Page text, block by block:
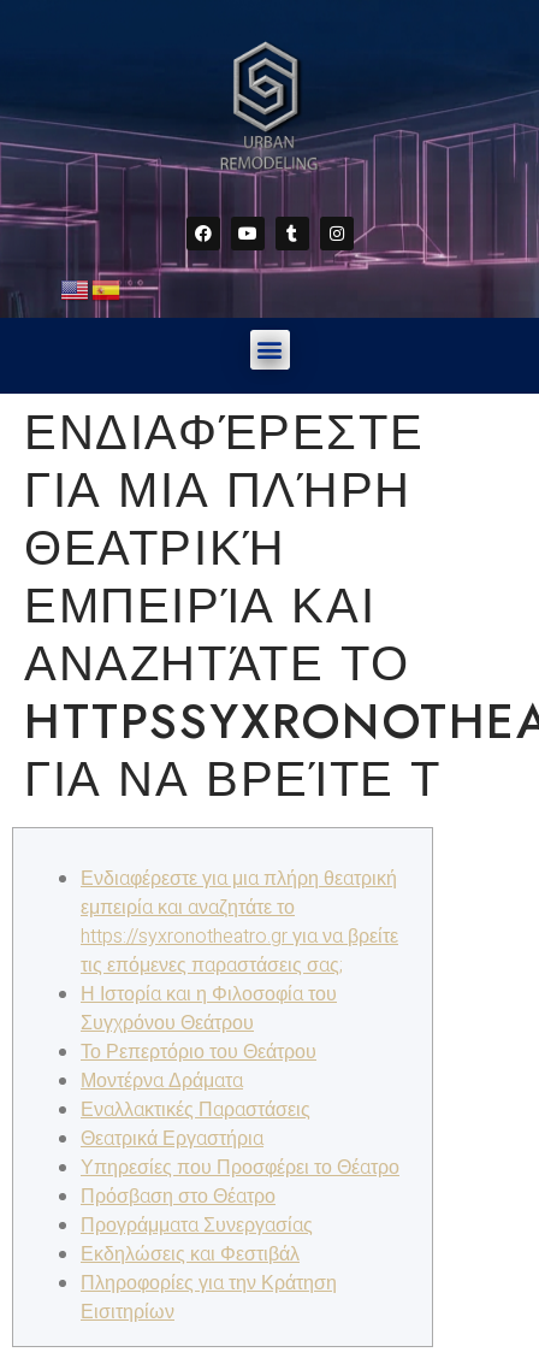
ΕΝΔΙΑΦΈΡΕΣΤΕ
ΓΙΑ ΜΙΑ ΠΛΉΡΗ
ΘΕΑΤΡΙΚΉ
ΕΜΠΕΙΡΊΑ ΚΑΙ
ΑΝΑΖΗΤΆΤΕ ΤΟ
ΓΙΑ ΝΑ ΒΡΕΊΤΕ Τ
Ενδιαφέρεστε για μια πλήρη θεατρική
εμπειρία και αναζητάτε το
https://syxronotheatro.gr για να βρείτε
τις επόμενες παραστάσεις σας;
Η Ιστορία και η Φιλοσοφία του
Συγχρόνου Θεάτρου
Το Ρεπερτόριο του Θεάτρου
Μοντέρνα Δράματα
Εναλλακτικές Παραστάσεις
Θεατρικά Εργαστήρια
Υπηρεσίες που Προσφέρει το Θέατρο
Πρόσβαση στο Θέατρο
Προγράμματα Συνεργασίας
Εκδηλώσεις και Φεστιβάλ
Πληροφορίες για την Κράτηση
Εισιτηρίων